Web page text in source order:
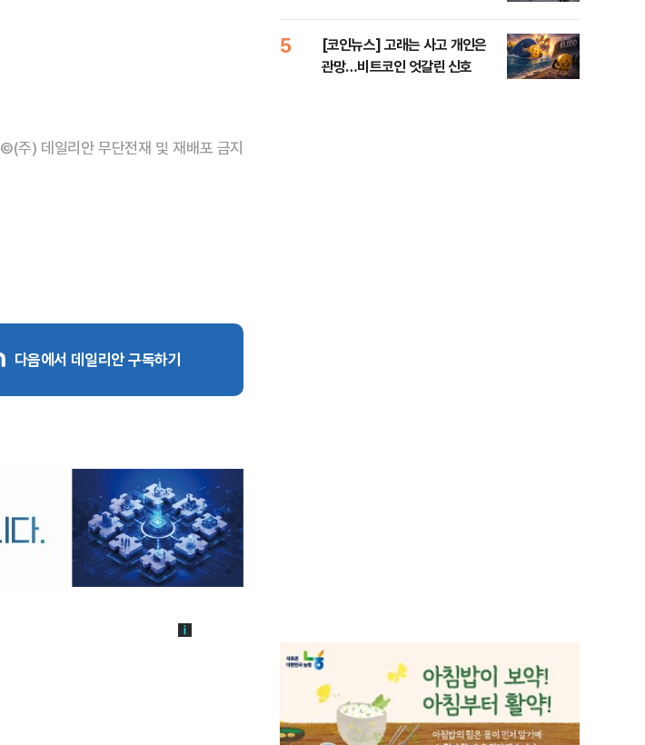
©(주) 데일리안 무단전재 및 재배포 금지
다음에서 데일리안 구독하기
5
[코인뉴스] 고래는 사고 개인은
관망…비트코인 엇갈린 신호